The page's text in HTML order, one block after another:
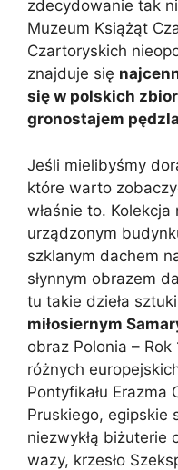
zdecydowanie tak
Muzeum Książąt
Czartoryskich
znajduje się
się w polskich
gronostajem
Jeśli mielibyśmy
które warto
właśnie to.
urządzonym
szklanym dachem
słynnym obrazem
tu takie dzieła
miłosiernym
obraz Polonia –
różnych
Pontyfikału Erazma
Pruskiego, egipskie
niezwykłą biżuterie
wazy, krzesło